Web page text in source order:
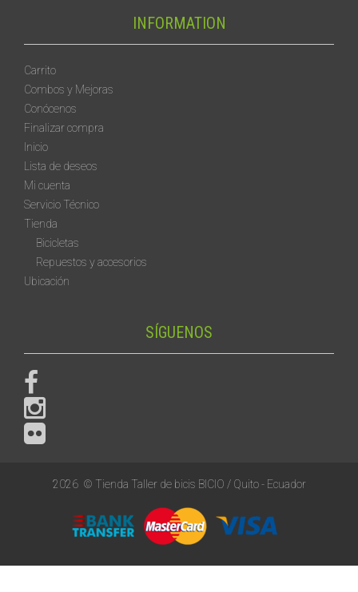
INFORMATION
Carrito
Combos y Mejoras
Conócenos
Finalizar compra
Inicio
Lista de deseos
Mi cuenta
Servicio Técnico
Tienda
Bicicletas
Repuestos y accesorios
Ubicación
SÍGUENOS
2026 © Tienda Taller de bicis BICIO / Quito - Ecuador